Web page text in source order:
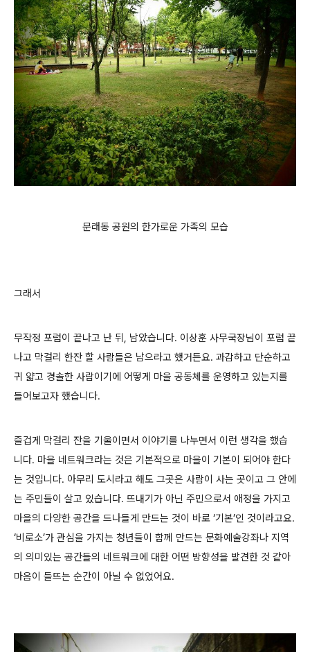
문래동 공원의 한가로운 가족의 모습
그래서
무작정 포럼이 끝나고 난 뒤, 남았습니다. 이상훈 사무국장님이 포럼 끝
나고 막걸리 한잔 할 사람들은 남으라고 했거든요. 과감하고 단순하고
귀 얇고 경솔한 사람이기에 어떻게 마을 공동체를 운영하고 있는지를
들어보고자 했습니다.
즐겁게 막걸리 잔을 기울이면서 이야기를 나누면서 이런 생각을 했습
니다. 마을 네트워크라는 것은 기본적으로 마을이 기본이 되어야 한다
는 것입니다. 아무리 도시라고 해도 그곳은 사람이 사는 곳이고 그 안에
는 주민들이 살고 있습니다. 뜨내기가 아닌 주민으로서 애정을 가지고
마을의 다양한 공간을 드나들게 만드는 것이 바로 ‘기본’인 것이라고요.
‘비로소’가 관심을 가지는 청년들이 함께 만드는 문화예술강좌나 지역
의 의미있는 공간들의 네트워크에 대한 어떤 방향성을 발견한 것 같아
마음이 들뜨는 순간이 아닐 수 없었어요.